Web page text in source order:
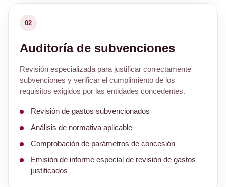
02
Auditoría de subvenciones
Revisión especializada para justificar correctamente
subvenciones y verificar el cumplimiento de los
requisitos exigidos por las entidades concedentes.
Revisión de gastos subvencionados
Análisis de normativa aplicable
Comprobación de parámetros de concesión
Emisión de informe especial de revisión de gastos
justificados